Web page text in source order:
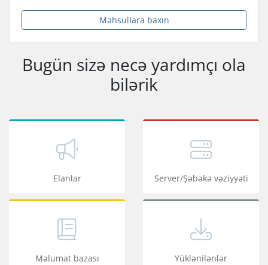
Məhsullara baxın
Bugün sizə necə yardımçı ola
bilərik
Elanlar Server/Şəbəkə vəziyyəti
Məlumat bazası Yüklənilənlər